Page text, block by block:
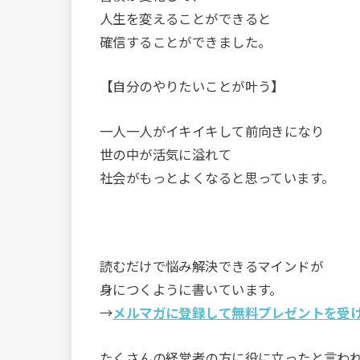
人生を変えることができると
確信することができました。
【自分のやりたいことが叶う】
一人一人がイキイキして前向きになり
世の中が活気に溢れて
社会がもっとよくなると思っています。
読むだけで悩み解決できるマインドが
身につくように書いています。
→メルマガに登録して無料プレゼントを受